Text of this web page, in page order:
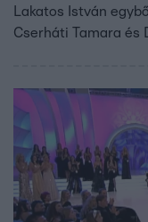
Lakatos István
Cserháti Tamara és